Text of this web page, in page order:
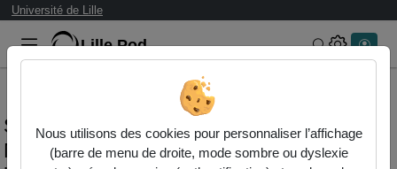
Université de Lille
Lille.Pod Rechercher
Statistiques de visualisation de la vidéo
Modèle expérimental de la respiration
Nous utilisons des cookies pour personnaliser l’affichage
(barre de menu de droite, mode sombre ou dyslexie